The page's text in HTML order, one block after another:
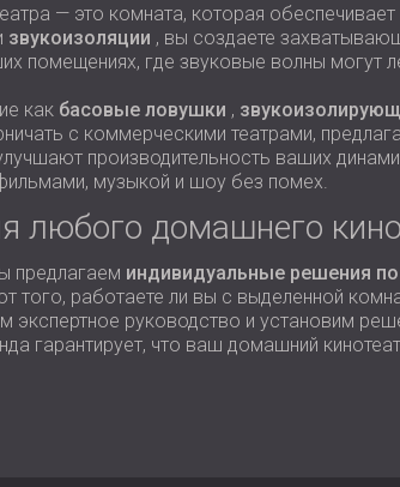
— это комната, которая обеспечивает
звукоизоляции , вы создаете
помещениях, где звуковые волны могут
как басовые ловушки ,
с коммерческими театрами,
производительность ваших
музыкой и шоу без помех.
любого домашнего
предлагаем индивидуальные решения
того, работаете ли вы с выделенной
экспертное руководство и установим
гарантирует, что ваш домашний